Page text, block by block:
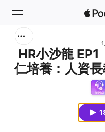
首頁
1
HR小沙龍 EP1
仁培養：人資
的人才培養法